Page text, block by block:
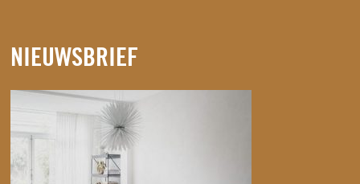
NIEUWSBRIEF